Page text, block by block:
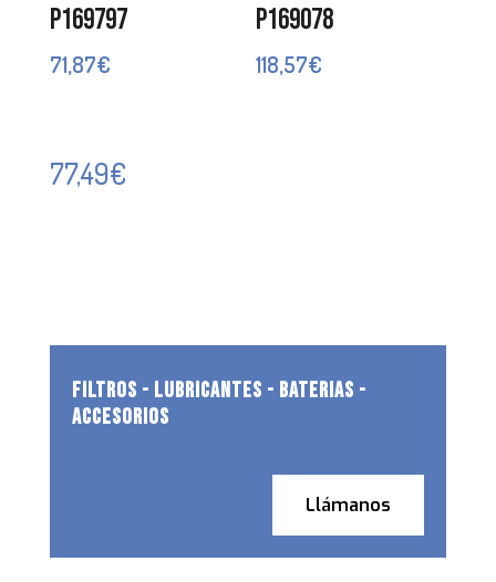
P169797
71,87€
P169078
118,57€
77,49€
FILTROS - LUBRICANTES - BATERIAS -
ACCESORIOS
Llámanos